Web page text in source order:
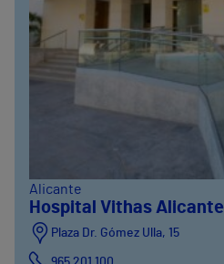
Alicante
Hospital Vithas Alicante
Plaza Dr. Gómez Ulla, 15